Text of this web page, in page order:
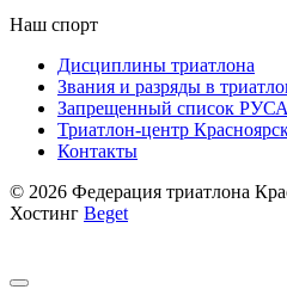
Наш спорт
Дисциплины триатлона
Звания и разряды в
Запрещенный список
Триатлон-центр
Контакты
© 2026 Федерация триатлона
Хостинг Beget